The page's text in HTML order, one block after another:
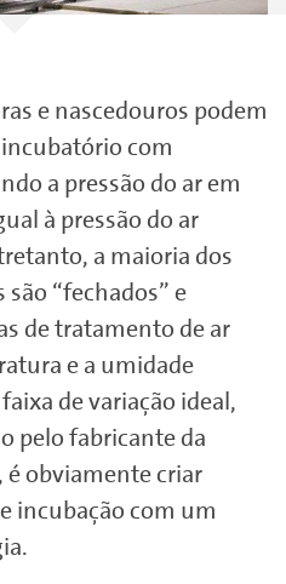
e nascedouros podem
com
a pressão do ar em
à pressão do ar
a maioria dos
“fechados” e
de tratamento de ar
e a umidade
de variação ideal,
pelo fabricante da
obviamente criar
incubação com um